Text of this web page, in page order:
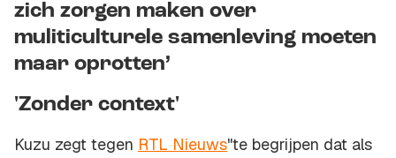
zich zorgen maken over
muliticulturele samenleving moeten
maar oprotten’
'Zonder context'
Kuzu zegt tegen RTL Nieuws"te begrijpen dat als